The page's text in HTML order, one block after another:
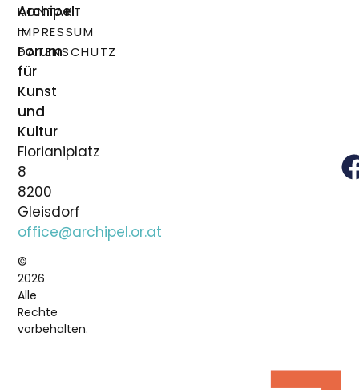
Archipel
–
Forum
für
Kunst
und
Kultur
Florianiplatz
8
8200
Gleisdorf
office@archipel.or.at
©
2026
Alle
Rechte
vorbehalten.
KONTAKT
IMPRESSUM
DATENSCHUTZ